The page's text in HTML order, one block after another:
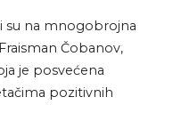
su na mnogobrojna
Čobanov,
je posvećena
pozitivnih